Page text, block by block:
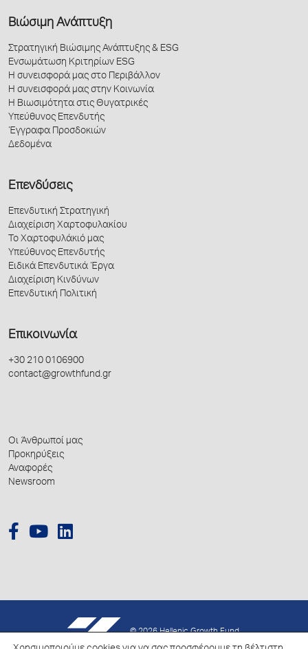
Βιώσιμη Ανάπτυξη
Στρατηγική Βιώσιμης Ανάπτυξης & ESG
Ενσωμάτωση Κριτηρίων ESG
Η συνεισφορά μας στο Περιβάλλον
Η συνεισφορά μας στην Κοινωνία
Η Βιωσιμότητα στις Θυγατρικές
Υπεύθυνος Επενδυτής
Έγγραφα Προσδοκιών
Δεδομένα
Επενδύσεις
Επενδυτική Στρατηγική
Διαχείριση Χαρτοφυλακίου
Το Χαρτοφυλάκιό μας
Υπεύθυνος Επενδυτής
Ειδικά Επενδυτικά Έργα
Διαχείριση Κινδύνων
Επενδυτική Πολιτική
Επικοινωνία
+30 210 0106900
contact@growthfund.gr
Οι Άνθρωποί μας
Προκηρύξεις
Αναφορές
Newsroom
© 2026 Hellenic Growth Fund.